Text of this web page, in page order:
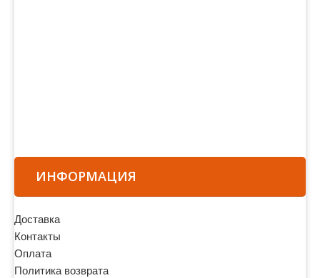
ИНФОРМАЦИЯ
Доставка
Контакты
Оплата
Политика возврата